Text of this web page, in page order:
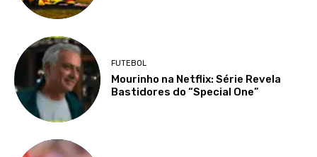
FUTEBOL
Mourinho na Netflix: Série Revela
Bastidores do “Special One”